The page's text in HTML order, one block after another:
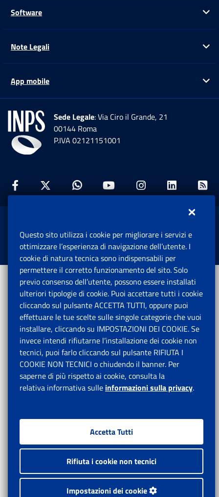
Software
Note Legali
App mobile
Sede Legale: Via Ciro il Grande, 21
00144 Roma
P.IVA 02121151001
Facebook: Apre una nuova finestra
Twitter: Apre una nuova finestra
Whatsapp: Apre una nuova
Youtube: Apre una
Instagram:
Istituto Nazionale Previdenza Sociale.
Tutti i diritti riservati.
Questo sito utilizza i cookie per migliorare i servizi e
ottimizzare l’esperienza di navigazione dell’utente. I
cookie di natura tecnica sono indispensabili per
permettere il corretto funzionamento del sito. Solo
previo consenso dell’utente, possono essere installati
ulteriori tipologie di cookie. Puoi accettare tutti i cookie
cliccando sul pulsante ACCETTA TUTTI, oppure puoi
effettuare le tue scelte sulle singole categorie che vuoi
installare, cliccando su IMPOSTAZIONI DEI COOKIE. Se
invece intendi rifiutarne l’installazione dei cookie non
tecnici, puoi farlo cliccando sul pulsante RIFIUTA I
COOKIE NON TECNICI o chiudendo il banner. Per
saperne di più rispetto ai cookie, consulta la
relativa informativa sulle informazioni sulla privacy.
Accetta Tutti
Rifiuta i cookie non tecnici
Impostazioni dei cookie